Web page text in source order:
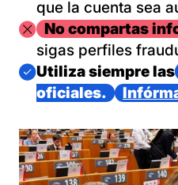
que la cuenta sea
ImagenNo compartas
sigas perfiles
Imagen
Utiliza siempre las
oficiales.